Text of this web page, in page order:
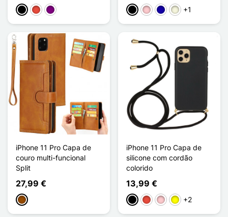
PretoVermelhoPúrpura PretoRosaAzul Escuro
Bege+1
iPhone 11 Pro Capa de
couro multi-funcional
Split
27,99 €
Castanho
iPhone 11 Pro Capa de
silicone com cordão
colorido
13,99 €
PretoVermelho
RosaAmarelo
+2